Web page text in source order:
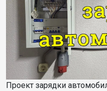
Проект зарядки